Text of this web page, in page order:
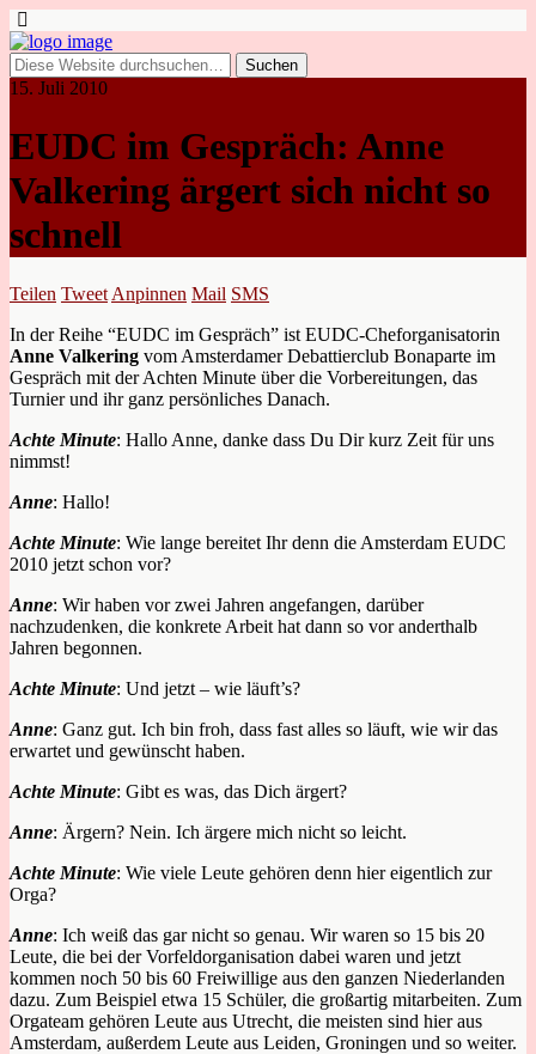
15. Juli 2010
EUDC im Gespräch: Anne
Valkering ärgert sich nicht so
schnell
Teilen Tweet Anpinnen Mail SMS
In der Reihe “EUDC im Gespräch” ist EUDC-Cheforganisatorin
Anne Valkering vom Amsterdamer Debattierclub Bonaparte im
Gespräch mit der Achten Minute über die Vorbereitungen, das
Turnier und ihr ganz persönliches Danach.
Achte Minute: Hallo Anne, danke dass Du Dir kurz Zeit für uns
nimmst!
Anne: Hallo!
Achte Minute: Wie lange bereitet Ihr denn die Amsterdam EUDC
2010 jetzt schon vor?
Anne: Wir haben vor zwei Jahren angefangen, darüber
nachzudenken, die konkrete Arbeit hat dann so vor anderthalb
Jahren begonnen.
Achte Minute: Und jetzt – wie läuft’s?
Anne: Ganz gut. Ich bin froh, dass fast alles so läuft, wie wir das
erwartet und gewünscht haben.
Achte Minute: Gibt es was, das Dich ärgert?
Anne: Ärgern? Nein. Ich ärgere mich nicht so leicht.
Achte Minute: Wie viele Leute gehören denn hier eigentlich zur
Orga?
Anne: Ich weiß das gar nicht so genau. Wir waren so 15 bis 20
Leute, die bei der Vorfeldorganisation dabei waren und jetzt
kommen noch 50 bis 60 Freiwillige aus den ganzen Niederlanden
dazu. Zum Beispiel etwa 15 Schüler, die großartig mitarbeiten. Zum
Orgateam gehören Leute aus Utrecht, die meisten sind hier aus
Amsterdam, außerdem Leute aus Leiden, Groningen und so weiter.